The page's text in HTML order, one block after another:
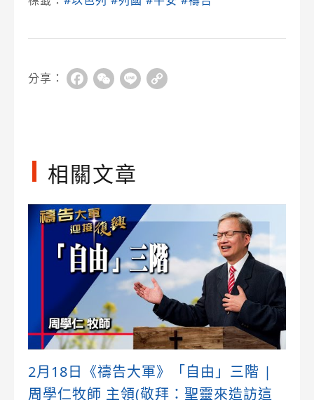
分享： FacebookWeChat
Line
相關文章
2月18日《禱告大軍》「自由」三階 |
周學仁牧師 主領(敬拜：聖靈來造訪這